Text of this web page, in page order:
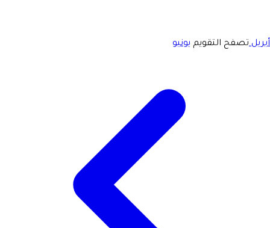
أبريلتصفح التقويم يونيو